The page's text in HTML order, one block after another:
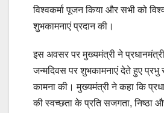
विश्वकर्मा पूजन किया और सभी को
शुभकामनाएं प्रदान की।
इस अवसर पर मुख्यमंत्री ने
जन्मदिवस पर शुभकामनाएं देते हुए प्रभु
कामना की। मुख्यमंत्री ने कहा कि
की स्वच्छता के प्रति सजगता, निष्ठा